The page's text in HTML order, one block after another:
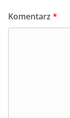
Komentarz *